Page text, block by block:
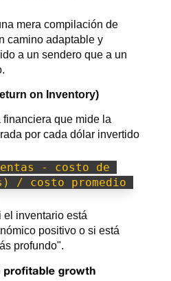
mera compilación de
camino adaptable y
a un sendero que a un
on Inventory)
financiera que mide la
por cada dólar invertido
- costo de
/ costo promedio
el inventario está
positivo o si está
profundo".